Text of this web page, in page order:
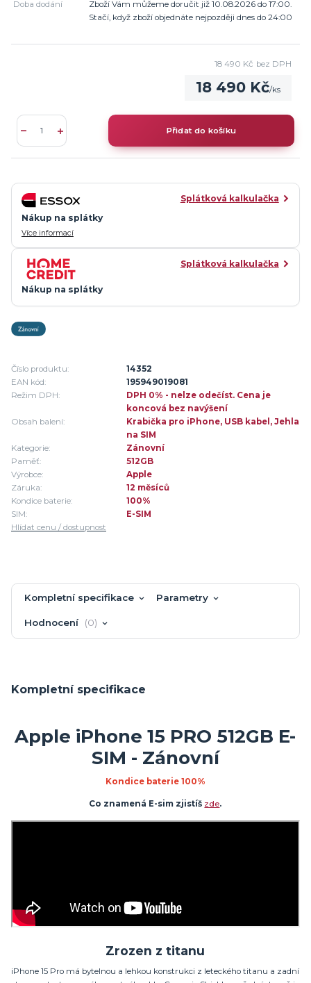
Doba dodání
Zboží Vám můžeme doručit již 10.08.2026 do 17:00.
Stačí, když zboží objednáte nejpozději dnes do 24:00
18 490 Kč/ks
18 490 Kč bez DPH
Přidat do košíku
Splátková kalkulačka
Nákup na splátky
Více informací
Splátková kalkulačka
Nákup na splátky
Číslo produktu:
14352
EAN kód:
195949019081
Režim DPH:
DPH 0% - nelze odečíst. Cena je
koncová bez navýšení
Obsah balení:
Krabička pro iPhone, USB kabel, Jehla
na SIM
Kategorie:
Zánovní
Paměť:
512GB
Výrobce:
Apple
Záruka:
12 měsíců
Kondice baterie:
100%
SIM:
E-SIM
Hlídat cenu / dostupnost
Kompletní specifikace Parametry
Hodnocení 0
Kompletní specifikace
Apple iPhone 15 PRO 512GB E-
SIM - Zánovní
Kondice baterie 100%
Co znamená E-sim zjistíš zde.
Zrozen z titanu
iPhone 15 Pro má bytelnou a lehkou konstrukci z leteckého titanu a zadní